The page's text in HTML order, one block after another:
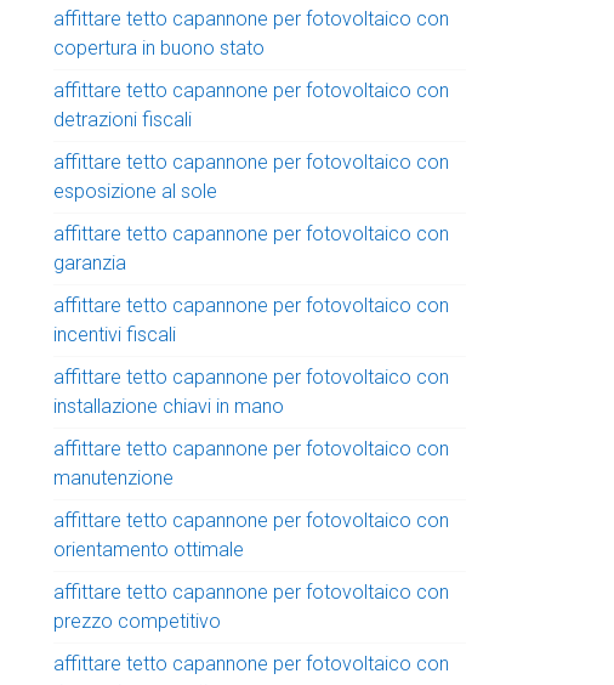
affittare tetto capannone per fotovoltaico con
copertura in buono stato
affittare tetto capannone per fotovoltaico con
detrazioni fiscali
affittare tetto capannone per fotovoltaico con
esposizione al sole
affittare tetto capannone per fotovoltaico con
garanzia
affittare tetto capannone per fotovoltaico con
incentivi fiscali
affittare tetto capannone per fotovoltaico con
installazione chiavi in mano
affittare tetto capannone per fotovoltaico con
manutenzione
affittare tetto capannone per fotovoltaico con
orientamento ottimale
affittare tetto capannone per fotovoltaico con
prezzo competitivo
affittare tetto capannone per fotovoltaico con